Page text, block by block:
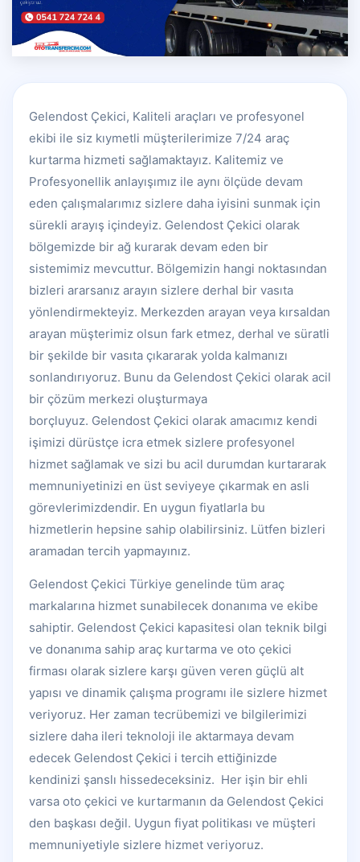
Gelendost Çekici, Kaliteli araçları ve profesyonel
ekibi ile siz kıymetli müşterilerimize 7/24 araç
kurtarma hizmeti sağlamaktayız. Kalitemiz ve
Profesyonellik anlayışımız ile aynı ölçüde devam
eden çalışmalarımız sizlere daha iyisini sunmak için
sürekli arayış içindeyiz. Gelendost Çekici olarak
bölgemizde bir ağ kurarak devam eden bir
sistemimiz mevcuttur. Bölgemizin hangi noktasından
bizleri ararsanız arayın sizlere derhal bir vasıta
yönlendirmekteyiz. Merkezden arayan veya kırsaldan
arayan müşterimiz olsun fark etmez, derhal ve süratli
bir şekilde bir vasıta çıkararak yolda kalmanızı
sonlandırıyoruz. Bunu da Gelendost Çekici olarak acil
bir çözüm merkezi oluşturmaya
borçluyuz. Gelendost Çekici olarak amacımız kendi
işimizi dürüstçe icra etmek sizlere profesyonel
hizmet sağlamak ve sizi bu acil durumdan kurtararak
memnuniyetinizi en üst seviyeye çıkarmak en asli
görevlerimizdendir. En uygun fiyatlarla bu
hizmetlerin hepsine sahip olabilirsiniz. Lütfen bizleri
aramadan tercih yapmayınız.
Gelendost Çekici Türkiye genelinde tüm araç
markalarına hizmet sunabilecek donanıma ve ekibe
sahiptir. Gelendost Çekici kapasitesi olan teknik bilgi
ve donanıma sahip araç kurtarma ve oto çekici
firması olarak sizlere karşı güven veren güçlü alt
yapısı ve dinamik çalışma programı ile sizlere hizmet
veriyoruz. Her zaman tecrübemizi ve bilgilerimizi
sizlere daha ileri teknoloji ile aktarmaya devam
edecek Gelendost Çekici i tercih ettiğinizde
kendinizi şanslı hissedeceksiniz. Her işin bir ehli
varsa oto çekici ve kurtarmanın da Gelendost Çekici
den başkası değil. Uygun fiyat politikası ve müşteri
memnuniyetiyle sizlere hizmet veriyoruz.